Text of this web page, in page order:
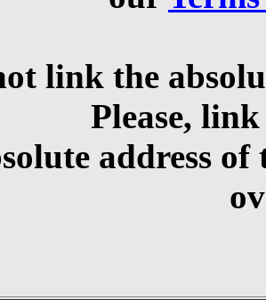
link the
Please,
address